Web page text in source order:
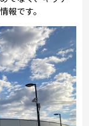
報です。